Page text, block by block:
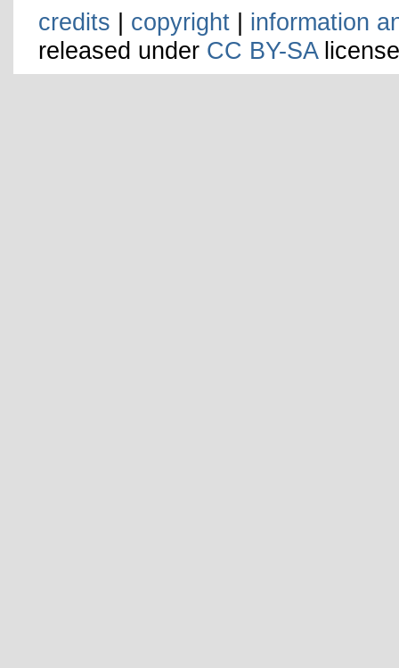
credits | copyright | information
released under CC BY-SA